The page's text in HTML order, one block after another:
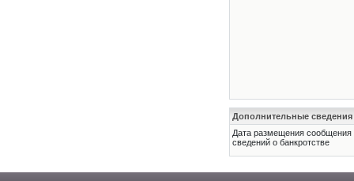
Дополнительные сведения
Дата размещения
сведений о банкротстве